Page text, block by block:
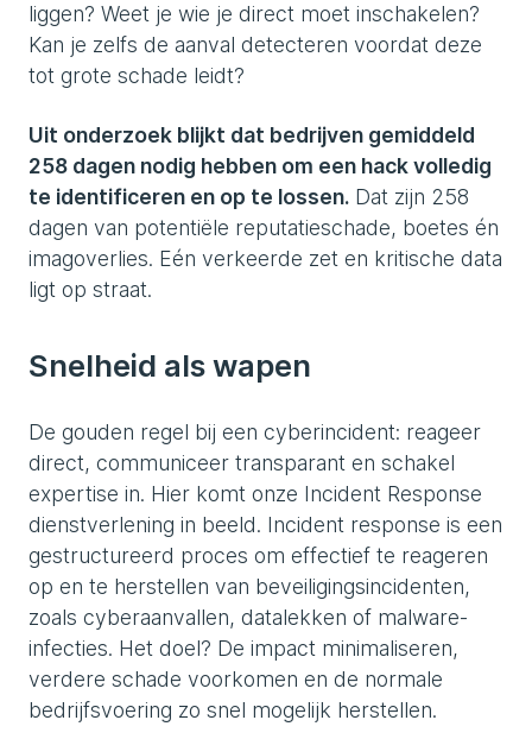
liggen? Weet je wie je direct moet inschakelen?
Kan je zelfs de aanval detecteren voordat deze
tot grote schade leidt?
Uit onderzoek blijkt dat bedrijven gemiddeld
258 dagen nodig hebben om een hack volledig
te identificeren en op te lossen. Dat zijn 258
dagen van potentiële reputatieschade, boetes én
imagoverlies. Eén verkeerde zet en kritische data
ligt op straat.
Snelheid als wapen
De gouden regel bij een cyberincident: reageer
direct, communiceer transparant en schakel
expertise in. Hier komt onze Incident Response
dienstverlening in beeld. Incident response is een
gestructureerd proces om effectief te reageren
op en te herstellen van beveiligingsincidenten,
zoals cyberaanvallen, datalekken of malware-
infecties. Het doel? De impact minimaliseren,
verdere schade voorkomen en de normale
bedrijfsvoering zo snel mogelijk herstellen.